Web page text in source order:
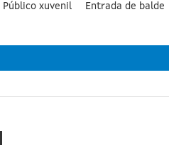
Público xuvenil Entrada de balde